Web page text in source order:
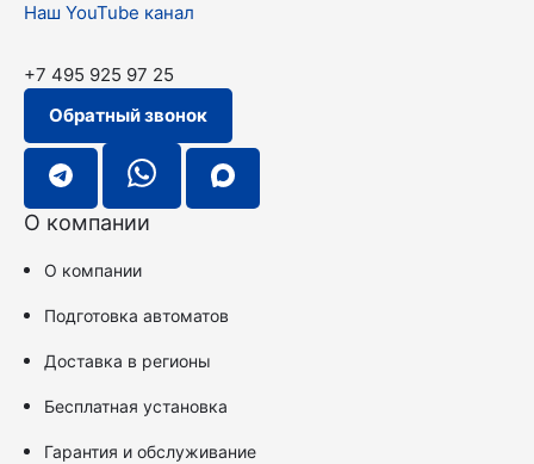
Наш YouTube канал
+7 495 925 97 25
Обратный звонок
О компании
О компании
Подготовка автоматов
Доставка в регионы
Бесплатная установка
Гарантия и обслуживание